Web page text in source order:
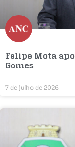
Felipe Mota
Gomes
7 de julho de 2026